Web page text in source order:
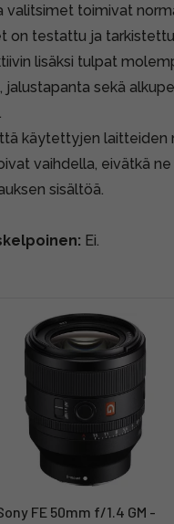
valitsimet toimivat
on testattu ja
lisäksi tulpat
jalustapanta sekä
käytettyjen laitteiden
vaihdella, eivätkä
sisältöä.
Ei.
FE 50mm f/1.4 GM -